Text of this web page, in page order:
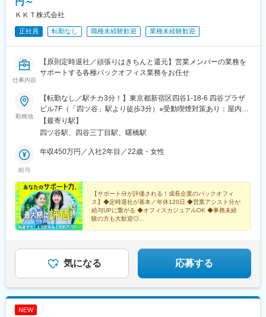
県)、新松戸駅、新宿駅、東池袋駅、二重橋前駅、西早稲田駅、品
沼駅、稲荷町駅(東京都)、代々木八幡駅、浜松町駅、銀座駅、吉祥
二子新地駅、麹町駅、奥沢駅、清澄白河駅、西太子堂駅、後楽園
駅、三越前駅、池ノ上駅、新日本橋駅、新高島駅、新丸子駅、武
線)、富士見町駅(神奈川県)、本川越駅、北与野駅、京成西船駅、
船橋駅、京成千葉駅、新津田沼駅、本八幡駅(都営線)、リゾートゲ
ートウェイ・ステーション駅、市川真間駅、京成稲毛駅、習志野
駅、幸谷駅、新宿西口駅、学習院下駅、虎ノ門ヒルズ駅、岩本町
輪駅、水道橋駅、立川南駅、江古田駅、九品仏駅、菊川駅(東京
八幡駅、東京ディズニーランド・ステーション駅
ＫＫＴ株式会社
正社員 転勤なし 職種未経験歓迎 業種未経験歓迎
仕事内容
【原則定時退社／頑張りはきちんと還元】営業メンバーの業務を
サポートする各種バックオフィス業務をお任せ
勤務地
【転勤なし／駅チカ3分！】東京都新宿区四谷1-18-6 四谷プラザ
ビル7F（「四ツ谷」駅より徒歩3分）※受動喫煙対策あり：屋内原
則禁煙
【最寄り駅】
四ツ谷駅、四谷三丁目駅、曙橋駅
給与
年収450万円／入社2年目／22歳・女性
【サポート分が評価される！成長企業のバックオフィ
ス】◆定時退社が基本／年休120日 ◆営業アシスト分が
給与UPに繋がる ◆オフィスカジュアルOK ◆事務未経
験の方も大歓迎◎
気になる 応募する
NEW